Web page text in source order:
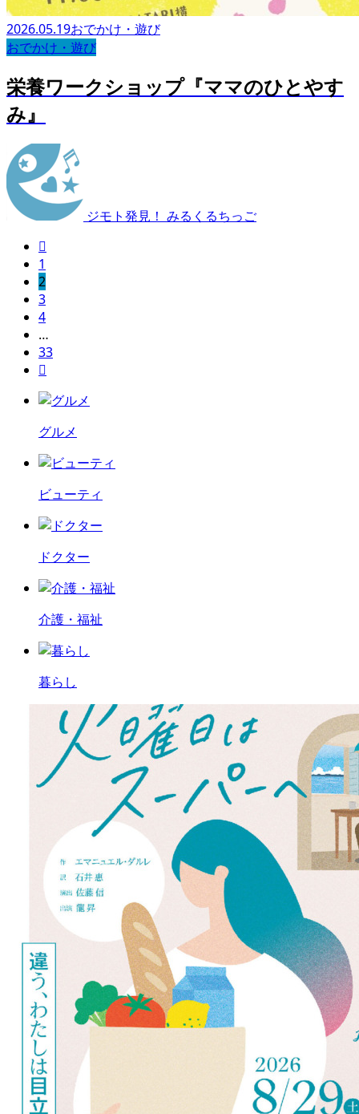
2026.05.19おでかけ・遊び
おでかけ・遊び
栄養ワークショップ『ママのひとやす
み』
ジモト発見！ みるくるちっご

1
2
3
4
…
33

グルメ
ビューティ
ドクター
介護・福祉
暮らし